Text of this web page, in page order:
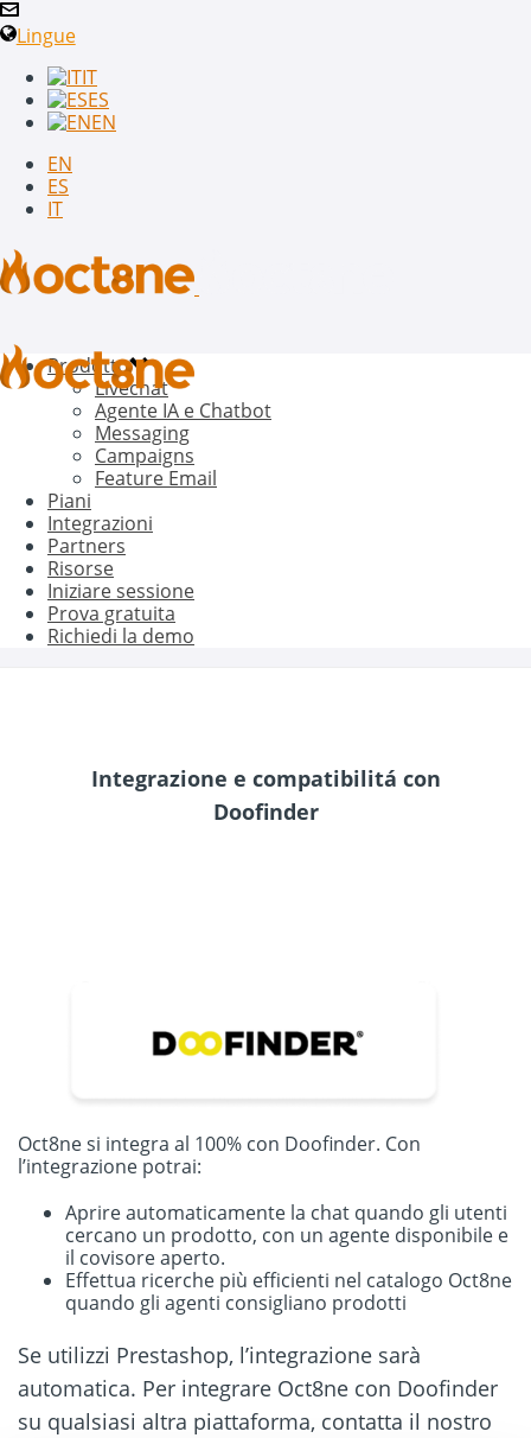
Lingue
IT
ES
EN
EN
ES
IT
Prodotto
Livechat
Agente IA e Chatbot
Messaging
Campaigns
Feature Email
Piani
Integrazioni
Partners
Risorse
Iniziare sessione
Prova gratuita
Richiedi la demo
Integrazione e compatibilitá con
Doofinder
Oct8ne si integra al 100% con Doofinder. Con
l’integrazione potrai:
Aprire automaticamente la chat quando gli utenti
cercano un prodotto, con un agente disponibile e
il covisore aperto.
Effettua ricerche più efficienti nel catalogo Oct8ne
quando gli agenti consigliano prodotti
Se utilizzi Prestashop, l’integrazione sarà
automatica. Per integrare Oct8ne con Doofinder
su qualsiasi altra piattaforma, contatta il nostro